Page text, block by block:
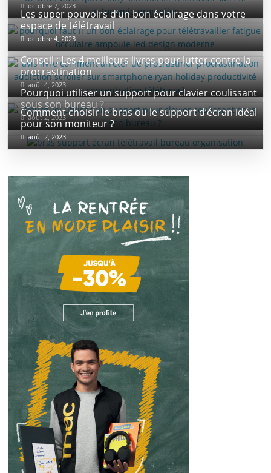
octobre 7, 2023
Les super pouvoirs d’un bon éclairage dans votre
espace de télétravail
octobre 4, 2023
Conseil : Les 4 meilleurs livres pour lutter contre la
procrastination
août 4, 2023
Pourquoi utiliser un support pour clavier coulissant
sous son bureau ?
août 2, 2023
Comment choisir le bras ou le support d’écran idéal
pour son moniteur ?
août 2, 2023